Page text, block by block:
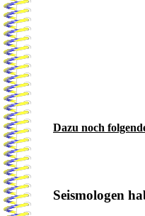
Dazu noch
Seismologen